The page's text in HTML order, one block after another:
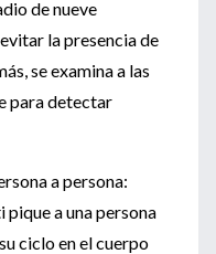
de nueve
la presencia de
se examina a las
para detectar
a persona:
pique a una persona
ciclo en el cuerpo